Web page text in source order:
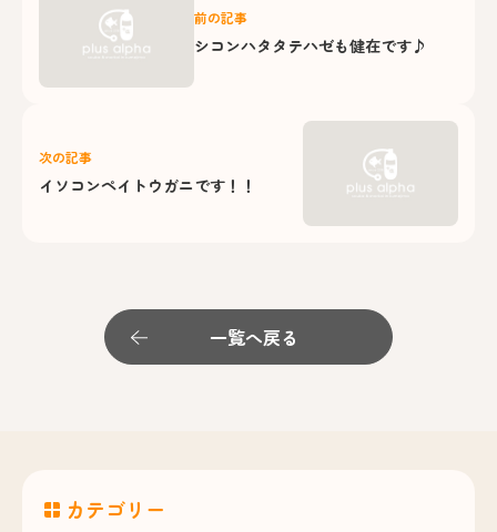
前の記事
シコンハタタテハゼも健在です♪
次の記事
イソコンペイトウガニです！！
一覧へ戻る
カテゴリー